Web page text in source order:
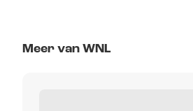
Meer van WNL